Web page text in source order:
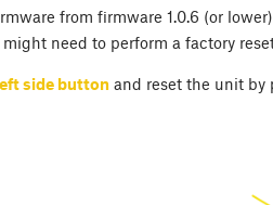
from firmware 1.0.6 (or
need to perform a factory
side buttonand reset the unit by